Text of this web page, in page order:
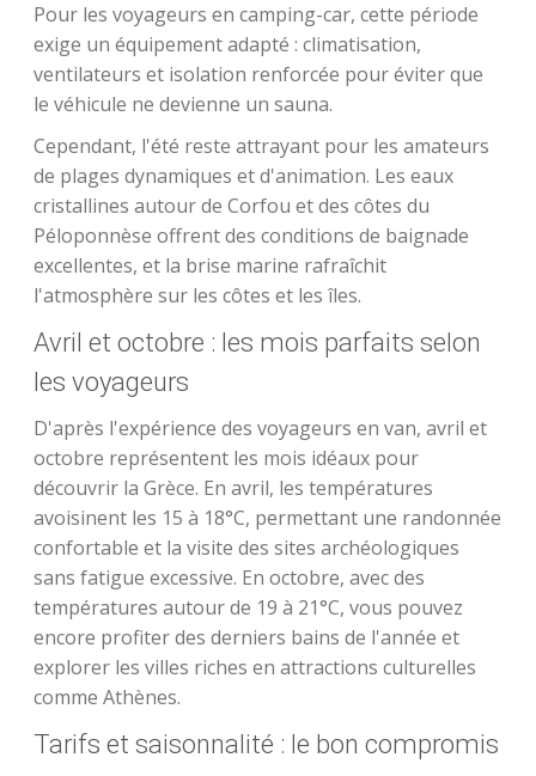
Pour les voyageurs en camping-car, cette période
exige un équipement adapté : climatisation,
ventilateurs et isolation renforcée pour éviter que
le véhicule ne devienne un sauna.
Cependant, l'été reste attrayant pour les amateurs
de plages dynamiques et d'animation. Les eaux
cristallines autour de Corfou et des côtes du
Péloponnèse offrent des conditions de baignade
excellentes, et la brise marine rafraîchit
l'atmosphère sur les côtes et les îles.
Avril et octobre : les mois parfaits selon
les voyageurs
D'après l'expérience des voyageurs en van, avril et
octobre représentent les mois idéaux pour
découvrir la Grèce. En avril, les températures
avoisinent les 15 à 18°C, permettant une randonnée
confortable et la visite des sites archéologiques
sans fatigue excessive. En octobre, avec des
températures autour de 19 à 21°C, vous pouvez
encore profiter des derniers bains de l'année et
explorer les villes riches en attractions culturelles
comme Athènes.
Tarifs et saisonnalité : le bon compromis